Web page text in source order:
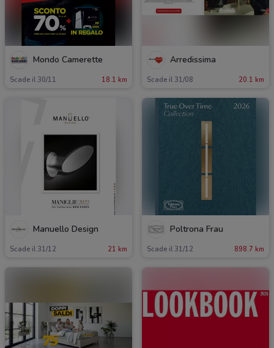
Mondo Camerette
Scade il 30/11 18.1 km
Arredissima
Scade il 31/08 20.1 km
Manuello Design
Scade il 31/12 21 km
Poltrona Frau
Scade il 31/12 898.7 km